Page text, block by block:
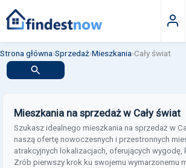
Strona główna›Sprzedaż›Mieszkania›Cały świat
Mieszkania na sprzedaż w Cały świat
Szukasz idealnego mieszkania na sprzedaż w
naszą ofertę nowoczesnych i przestronnych
atrakcyjnych lokalizacjach, oferujących wygodę,
Zrób pierwszy krok ku swojemu wymarzonemu